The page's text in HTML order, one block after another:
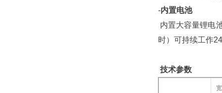
-内置电池
内置大容量锂电
时）可持续工作
技术参数